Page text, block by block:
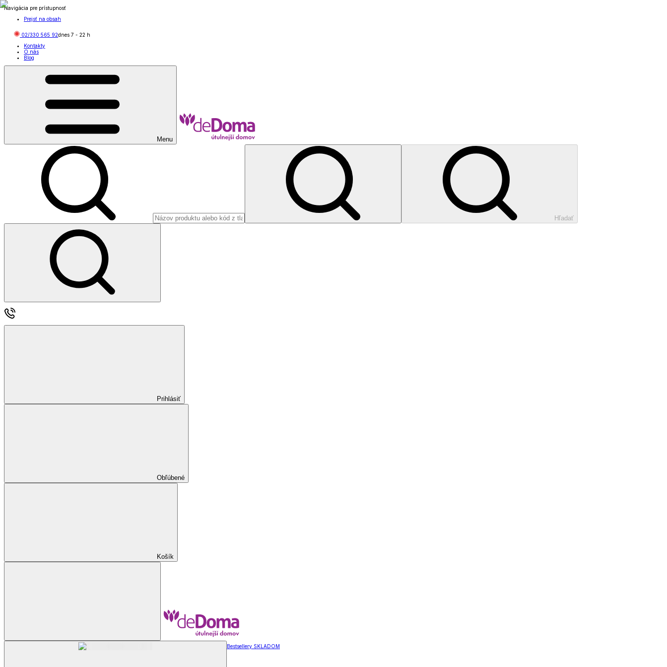
Navigácia pre prístupnosť
Prejsť na obsah
02/330 565 92dnes 7 - 22 h
Kontakty
O nás
Blog
Menu
Hľadať
Prihlásiť
Obľúbené
Košík
Bestsellery SKLADOM